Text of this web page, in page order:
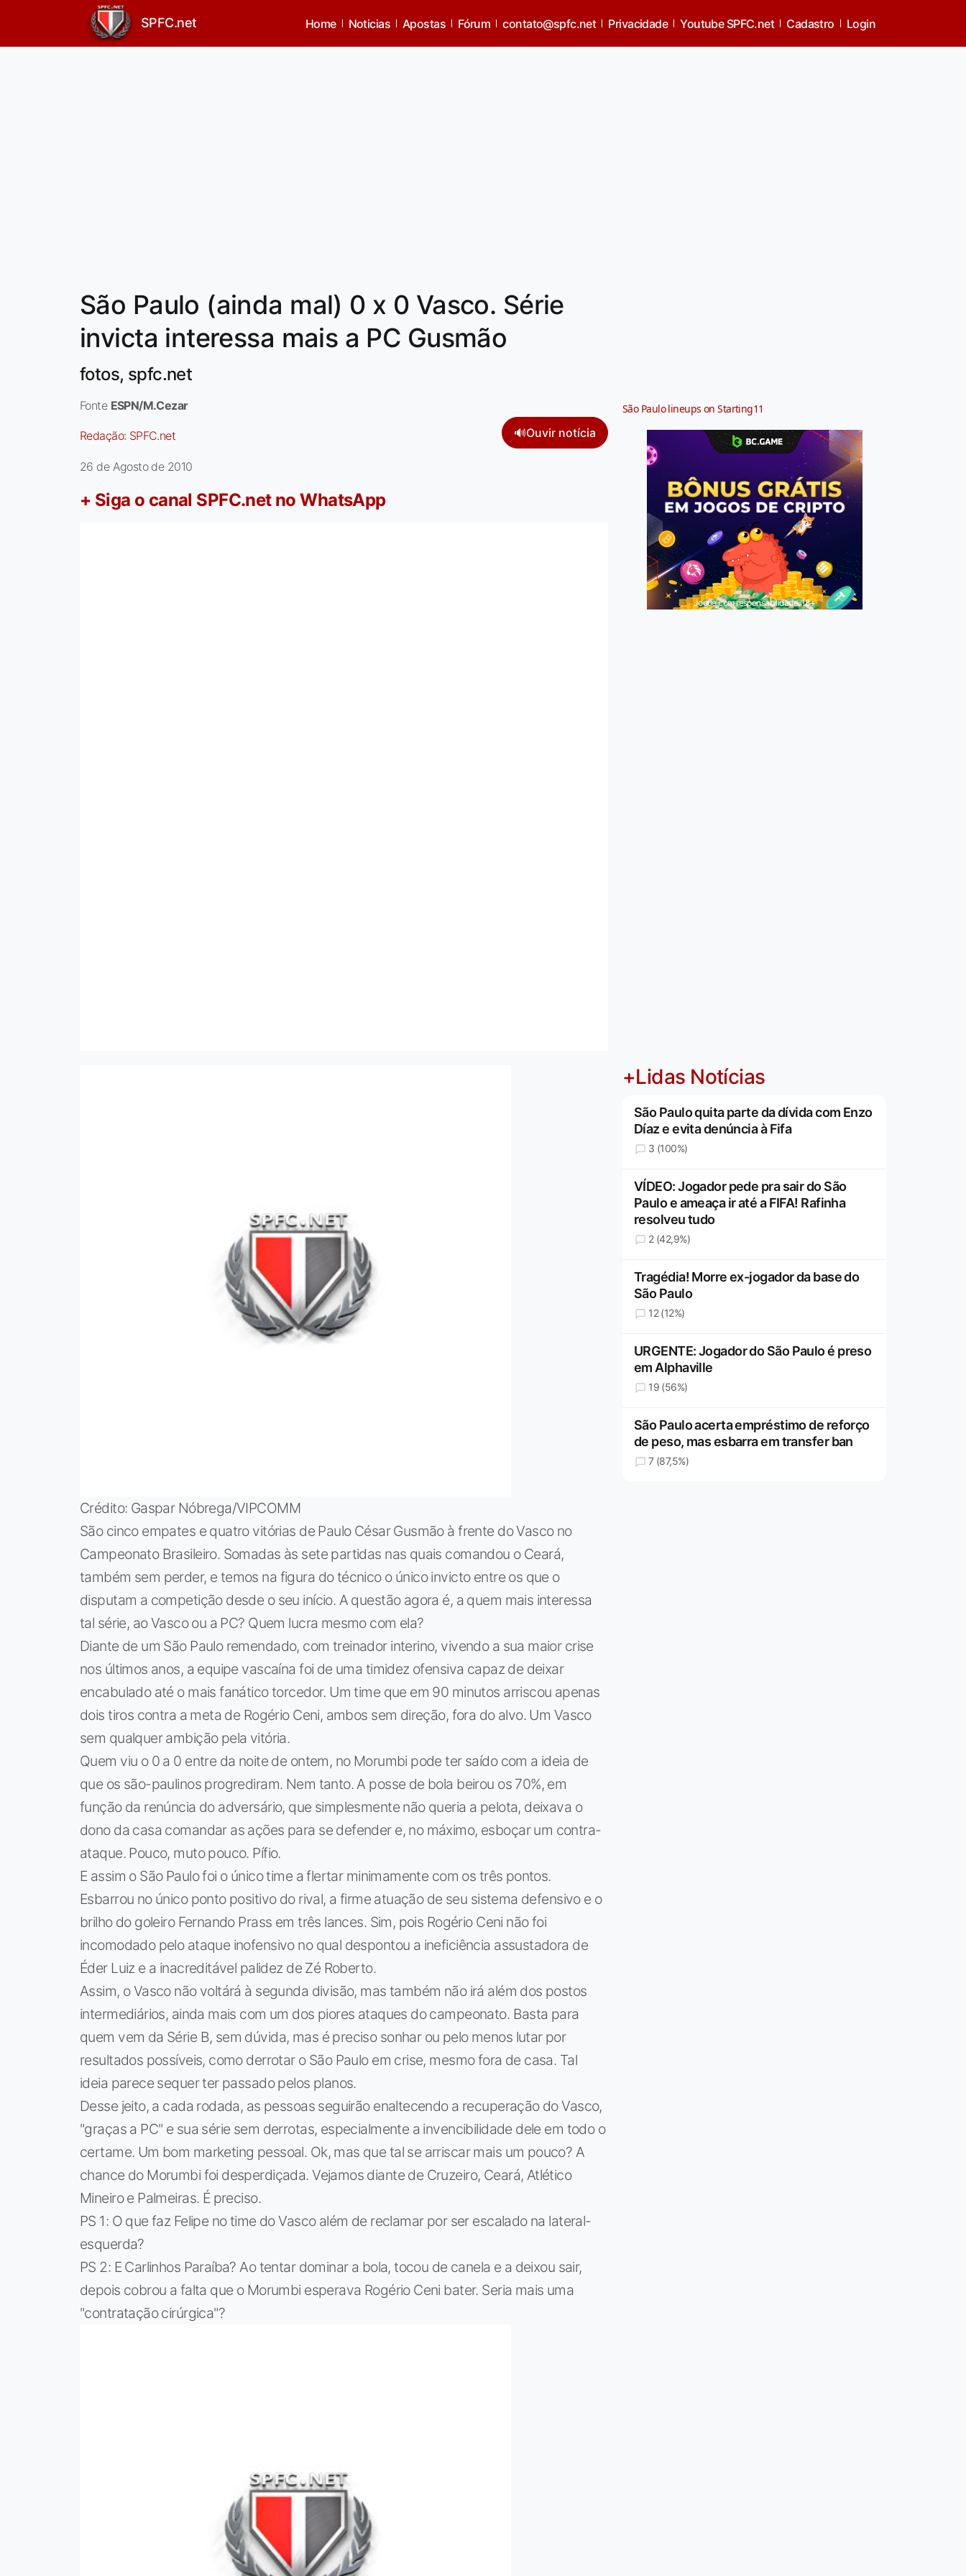
SPFC.net Home Noticias Apostas Fórum contato@spfc.net Privacidade Youtube SPFC.net Cadastro Login
São Paulo (ainda mal) 0 x 0 Vasco. Série
invicta interessa mais a PC Gusmão
fotos, spfc.net
Fonte ESPN/M.Cezar
Redação: SPFC.net 🔊Ouvir notícia
26 de Agosto de 2010
+ Siga o canal SPFC.net no WhatsApp
Crédito: Gaspar Nóbrega/VIPCOMM
São cinco empates e quatro vitórias de Paulo César Gusmão à frente do Vasco no
Campeonato Brasileiro. Somadas às sete partidas nas quais comandou o Ceará,
também sem perder, e temos na figura do técnico o único invicto entre os que o
disputam a competição desde o seu início. A questão agora é, a quem mais interessa
tal série, ao Vasco ou a PC? Quem lucra mesmo com ela?
Diante de um São Paulo remendado, com treinador interino, vivendo a sua maior crise
nos últimos anos, a equipe vascaína foi de uma timidez ofensiva capaz de deixar
encabulado até o mais fanático torcedor. Um time que em 90 minutos arriscou apenas
dois tiros contra a meta de Rogério Ceni, ambos sem direção, fora do alvo. Um Vasco
sem qualquer ambição pela vitória.
Quem viu o 0 a 0 entre da noite de ontem, no Morumbi pode ter saído com a ideia de
que os são-paulinos progrediram. Nem tanto. A posse de bola beirou os 70%, em
função da renúncia do adversário, que simplesmente não queria a pelota, deixava o
dono da casa comandar as ações para se defender e, no máximo, esboçar um contra-
ataque. Pouco, muto pouco. Pífio.
E assim o São Paulo foi o único time a flertar minimamente com os três pontos.
Esbarrou no único ponto positivo do rival, a firme atuação de seu sistema defensivo e o
brilho do goleiro Fernando Prass em três lances. Sim, pois Rogério Ceni não foi
incomodado pelo ataque inofensivo no qual despontou a ineficiência assustadora de
Éder Luiz e a inacreditável palidez de Zé Roberto.
Assim, o Vasco não voltárá à segunda divisão, mas também não irá além dos postos
intermediários, ainda mais com um dos piores ataques do campeonato. Basta para
quem vem da Série B, sem dúvida, mas é preciso sonhar ou pelo menos lutar por
resultados possíveis, como derrotar o São Paulo em crise, mesmo fora de casa. Tal
ideia parece sequer ter passado pelos planos.
Desse jeito, a cada rodada, as pessoas seguirão enaltecendo a recuperação do Vasco,
"graças a PC" e sua série sem derrotas, especialmente a invencibilidade dele em todo o
certame. Um bom marketing pessoal. Ok, mas que tal se arriscar mais um pouco? A
chance do Morumbi foi desperdiçada. Vejamos diante de Cruzeiro, Ceará, Atlético
Mineiro e Palmeiras. É preciso.
PS 1: O que faz Felipe no time do Vasco além de reclamar por ser escalado na lateral-
esquerda?
PS 2: E Carlinhos Paraíba? Ao tentar dominar a bola, tocou de canela e a deixou sair,
depois cobrou a falta que o Morumbi esperava Rogério Ceni bater. Seria mais uma
"contratação cirúrgica"?
São Paulo lineups on Starting11
Jogue com responsabilidade. 18+
+Lidas Notícias
São Paulo quita parte da dívida com Enzo
Díaz e evita denúncia à Fifa
3 (100%)
VÍDEO: Jogador pede pra sair do São
Paulo e ameaça ir até a FIFA! Rafinha
resolveu tudo
2 (42,9%)
Tragédia! Morre ex-jogador da base do
São Paulo
12 (12%)
URGENTE: Jogador do São Paulo é preso
em Alphaville
19 (56%)
São Paulo acerta empréstimo de reforço
de peso, mas esbarra em transfer ban
7 (87,5%)